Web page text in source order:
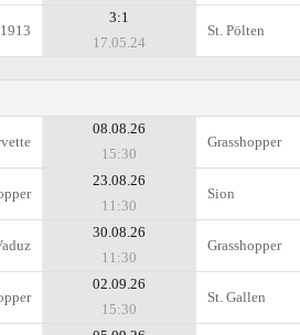
3:1
17.05.24
St. Pölten
08.08.26
15:30
Grasshopper
23.08.26
11:30
Sion
30.08.26
11:30
Grasshopper
02.09.26
15:30
St. Gallen